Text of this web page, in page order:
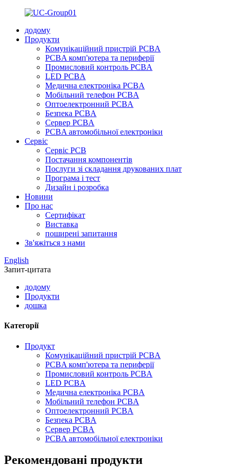
додому
Продукти
Комунікаційний пристрій PCBA
PCBA комп'ютера та периферії
Промисловий контроль PCBA
LED PCBA
Медична електроніка PCBA
Мобільний телефон PCBA
Оптоелектронний PCBA
Безпека PCBA
Сервер PCBA
PCBA автомобільної електроніки
Сервіс
Сервіс PCB
Постачання компонентів
Послуги зі складання друкованих плат
Програма і тест
Дизайн і розробка
Новини
Про нас
Сертифікат
Виставка
поширені запитання
Зв'яжіться з нами
English
Запит-цитата
додому
Продукти
дошка
Категорії
Продукт
Комунікаційний пристрій PCBA
PCBA комп'ютера та периферії
Промисловий контроль PCBA
LED PCBA
Медична електроніка PCBA
Мобільний телефон PCBA
Оптоелектронний PCBA
Безпека PCBA
Сервер PCBA
PCBA автомобільної електроніки
Рекомендовані продукти